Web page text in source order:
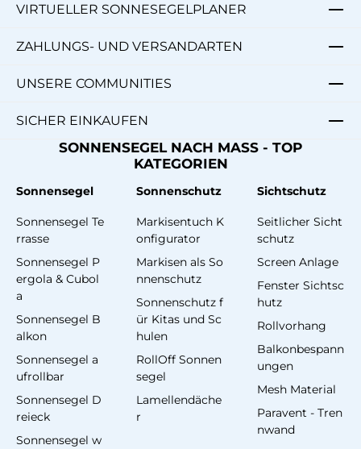
VIRTUELLER SONNESEGELPLANER
ZAHLUNGS- UND VERSANDARTEN
UNSERE COMMUNITIES
SICHER EINKAUFEN
SONNENSEGEL NACH MASS - TOP
KATEGORIEN
Sonnensegel
Sonnensegel Te
rrasse
Sonnensegel P
ergola & Cubol
a
Sonnensegel B
alkon
Sonnensegel a
ufrollbar
Sonnensegel D
reieck
Sonnensegel w
Sonnenschutz
Markisentuch K
onfigurator
Markisen als So
nnenschutz
Sonnenschutz f
ür Kitas und Sc
hulen
RollOff Sonnen
segel
Lamellendäche
r
Sichtschutz
Seitlicher Sicht
schutz
Screen Anlage
Fenster Sichtsc
hutz
Rollvorhang
Balkonbespann
ungen
Mesh Material
Paravent - Tren
nwand